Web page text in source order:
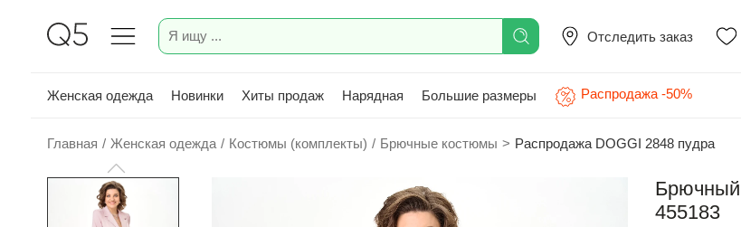
Отследить заказ
Женская одежда Новинки Хиты продаж Нарядная Большие размеры Распродажа -50%
Главная / Женская одежда / Костюмы (комплекты) / Брючные костюмы > Распродажа DOGGI 2848 пудра
Брючный
455183